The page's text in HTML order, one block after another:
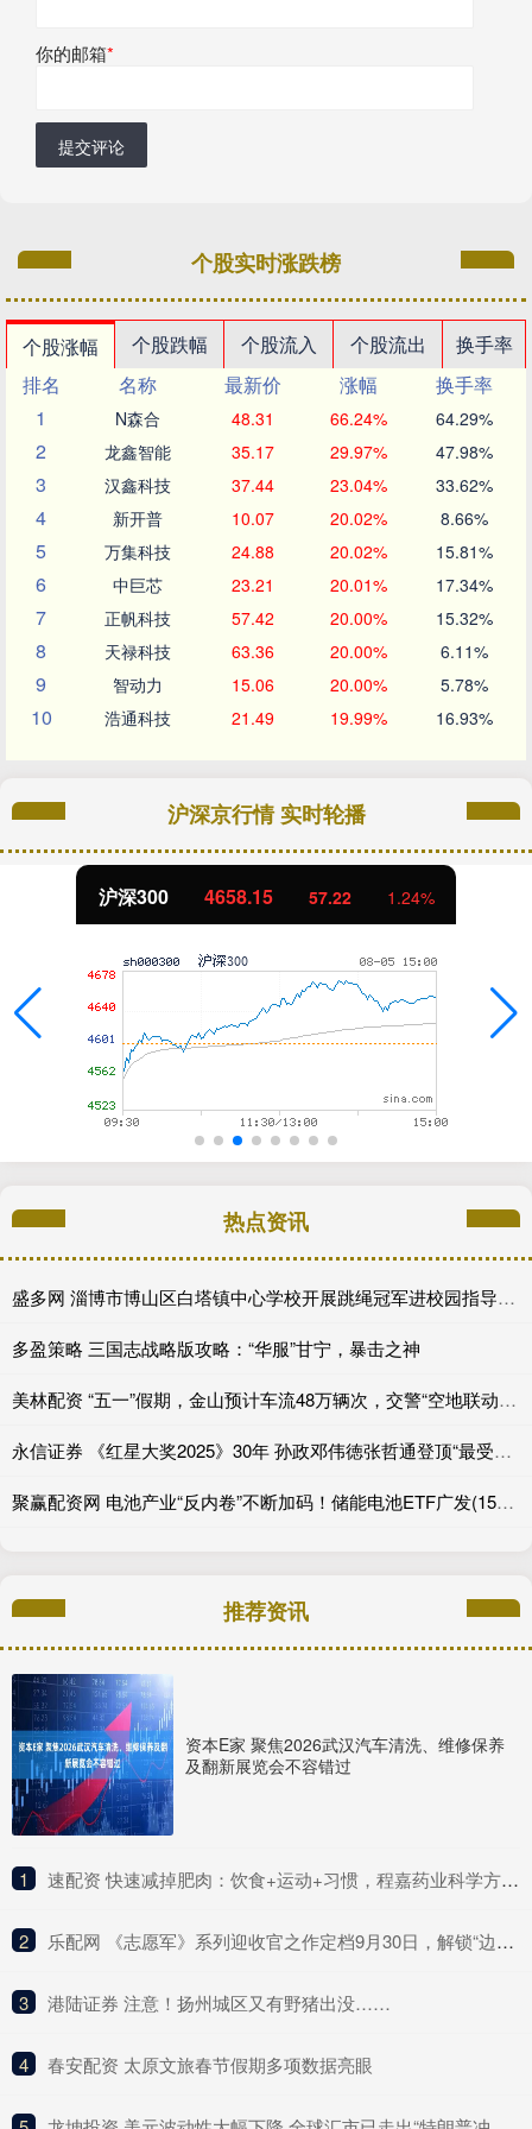
你的邮箱*
提交评论
个股实时涨跌榜
个股涨幅 个股跌幅 个股流入 个股流出
换手率
排名
名称 最新价 涨幅
换手率
1
N森合 48.31 66.24% 64.29%
2 龙鑫智能 35.17 29.97% 47.98%
3 汉鑫科技 37.44 23.04% 33.62%
4 新开普 10.07 20.02% 8.66%
5 万集科技 24.88 20.02% 15.81%
6 中巨芯 23.21 20.01% 17.34%
7 正帆科技 57.42 20.00% 15.32%
8 天禄科技 63.36 20.00% 6.11%
9 智动力 15.06 20.00% 5.78%
10 浩通科技 21.49 19.99% 16.93%
沪深京行情 实时轮播
北证50 1119.46 25.97 2.38%
热点资讯
盛多网 淄博市博山区白塔镇中心学校开展跳绳冠军进校园指导活动
多盈策略 三国志战略版攻略：“华服”甘宁，暴击之神
美林配资 “五一”假期，金山预计车流48万辆次，交警“空地联动”应对“大考”
永信证券 《红星大奖2025》30年 孙政邓伟徳张哲通登顶“最受欢迎潜力星”_角色_电视剧_新生代
聚赢配资网 电池产业“反内卷”不断加码！储能电池ETF广发(159305)涨近5%，电池ETF(159755)最高涨近3%，固态电池产业进程加速
推荐资讯
资本E家 聚焦2026武汉汽车清洗、维修保养
及翻新展览会不容错过
1 ​速配资 快速减掉肥肉：饮食+运动+习惯，程嘉药业科学方法全解析
2 ​乐配网 《志愿军》系列迎收官之作定档9月30日，解锁“边打边谈”新战局
3 ​港陆证券 注意！扬州城区又有野猪出没……
4 ​春安配资 太原文旅春节假期多项数据亮眼